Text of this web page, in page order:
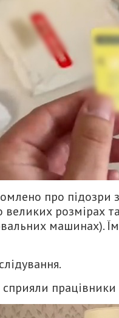
про підозри
розмірах
машинах).
працівники